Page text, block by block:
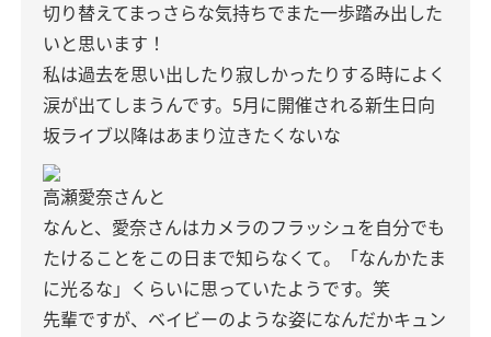
切り替えてまっさらな気持ちでまた一歩踏み出した
いと思います！
私は過去を思い出したり寂しかったりする時によく
涙が出てしまうんです。5月に開催される新生日向
坂ライブ以降はあまり泣きたくないな
高瀬愛奈さんと
なんと、愛奈さんはカメラのフラッシュを自分でも
たけることをこの日まで知らなくて。「なんかたま
に光るな」くらいに思っていたようです。笑
先輩ですが、ベイビーのような姿になんだかキュン